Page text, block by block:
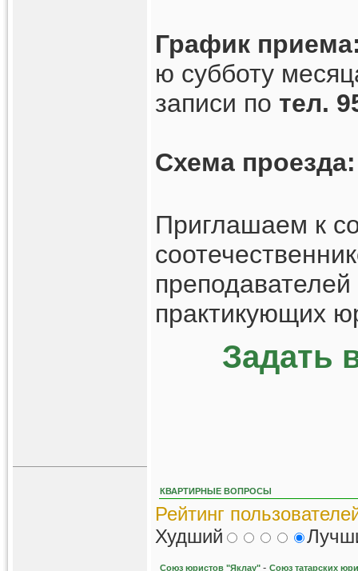
График
ю субботу
записи по тел.
Схема проезда:
Приглашаем к
практикующих
Задать
КВАРТИРНЫЕ ВОПРОСЫ
Рейтинг
Худший
Союз юристов "Яклау" - Союз татарских